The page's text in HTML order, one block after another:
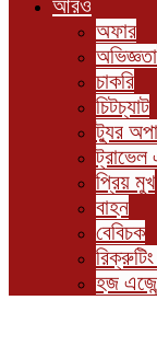
আরও
অফার
অভিজ্ঞতা
চাকরি
চিটচ্যাট
ট্যুর
ট্রাভেল
প্রিয় মুখ
বাহন
বেবিচক
হজ